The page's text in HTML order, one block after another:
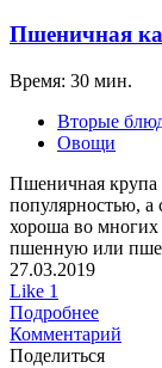
Пшеничная
Время: 30 мин.
Вторые
Овощи
Пшеничная крупа
популярностью, а
хороша во многих
пшенную или
27.03.2019
Like 1
Подробнее
Комментарий
Поделиться